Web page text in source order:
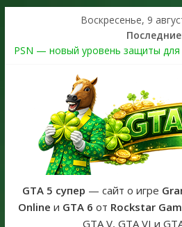
Воскресенье, 9
PSN — новый уровень защиты для
The Kortz Center Heist выйдет в
Регистрация в Rockstar Games
как зарегистрировать аккаунт и
Получайте особые награды в GTA
Fine Art Collector
GTA 6 официальная обложка игры
Auto VI
GTA 5 супер — сайт о игре
Online и GTA 6 от Rockstar
GTA V, GTA VI и